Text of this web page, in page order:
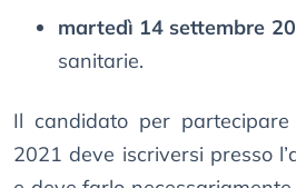
martedì 14 settembre
sanitarie.
Il candidato per
2021 deve iscriversi presso